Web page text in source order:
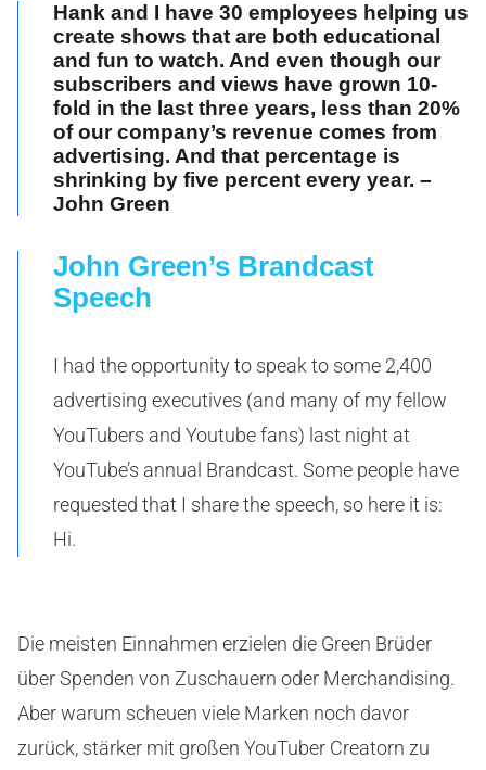
Hank and I have 30 employees helping us
create shows that are both educational
and fun to watch. And even though our
subscribers and views have grown 10-
fold in the last three years, less than 20%
of our company’s revenue comes from
advertising. And that percentage is
shrinking by five percent every year. –
John Green
John Green’s Brandcast
Speech
I had the opportunity to speak to some 2,400
advertising executives (and many of my fellow
YouTubers and Youtube fans) last night at
YouTube’s annual Brandcast. Some people have
requested that I share the speech, so here it is:
Hi.
Die meisten Einnahmen erzielen die Green Brüder
über Spenden von Zuschauern oder Merchandising.
Aber warum scheuen viele Marken noch davor
zurück, stärker mit großen YouTuber Creatorn zu